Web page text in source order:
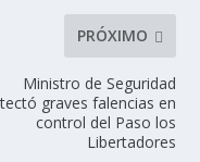
PRÓXIMO
Ministro de Seguridad
graves falencias en
control del Paso los
Libertadores